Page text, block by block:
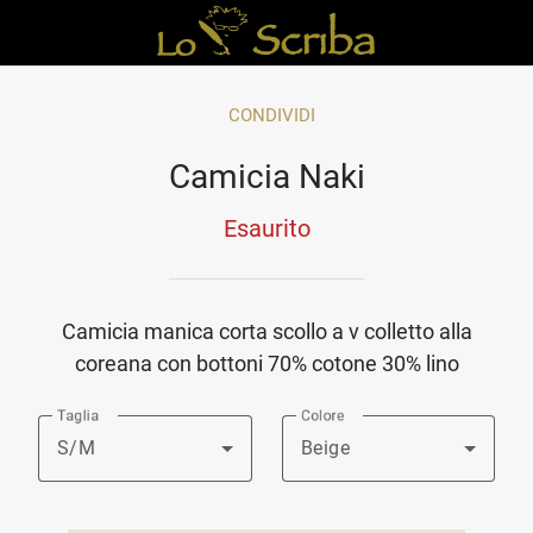
CONDIVIDI
Camicia Naki
Esaurito
Camicia manica corta scollo a v colletto alla
coreana con bottoni 70% cotone 30% lino
Taglia
S/M
Colore
Beige